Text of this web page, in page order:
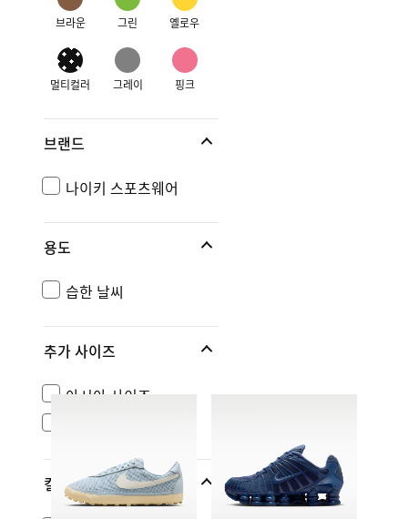
브라운 그린 옐로우
멀티컬러 그레이 핑크
브랜드
나이키 스포츠웨어
용도
습한 날씨
추가 사이즈
아시아 사이즈
컬렉션